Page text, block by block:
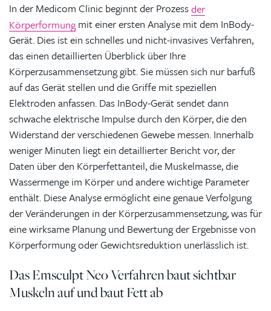
In der Medicom Clinic beginnt der Prozessder
Körperformungmit einer ersten Analyse mit dem InBody-
Gerät. Dies ist ein schnelles und nicht-invasives Verfahren,
das einen detaillierten Überblick über Ihre
Körperzusammensetzung gibt. Sie müssen sich nur barfuß
auf das Gerät stellen und die Griffe mit speziellen
Elektroden anfassen. Das InBody-Gerät sendet dann
schwache elektrische Impulse durch den Körper, die den
Widerstand der verschiedenen Gewebe messen. Innerhalb
weniger Minuten liegt ein detaillierter Bericht vor, der
Daten über den Körperfettanteil, die Muskelmasse, die
Wassermenge im Körper und andere wichtige Parameter
enthält. Diese Analyse ermöglicht eine genaue Verfolgung
der Veränderungen in der Körperzusammensetzung, was für
eine wirksame Planung und Bewertung der Ergebnisse von
Körperformung oder Gewichtsreduktion unerlässlich ist.
Das Emsculpt Neo Verfahren baut sichtbar
Muskeln auf und baut Fett ab